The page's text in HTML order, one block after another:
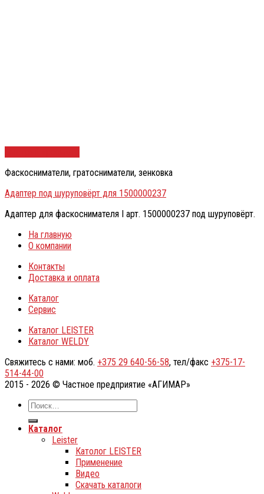
Фаскосниматели, гратосниматели, зенковка
Адаптер под шуруповёрт для 1500000237
Адаптер для фаскоснимателя I арт. 1500000237 под шуруповёрт.
На главную
О компании
Контакты
Доставка и оплата
Каталог
Сервис
Каталог LEISTER
Каталог WELDY
Свяжитесь с нами: моб. +375 29 640-56-58, тел/факс +375-17-
514-44-00
2015 - 2026 © Частное предприятие «АГИМАР»
Каталог
Leister
Католог LEISTER
Применение
Видео
Скачать каталоги